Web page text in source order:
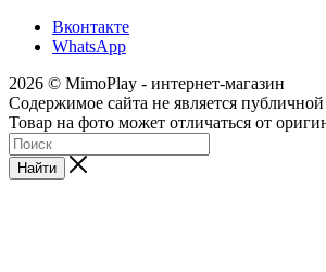
Вконтакте
WhatsApp
2026 © MimoPlay - интернет-магазин
Содержимое сайта не является
Товар на фото может отличаться от
Найти